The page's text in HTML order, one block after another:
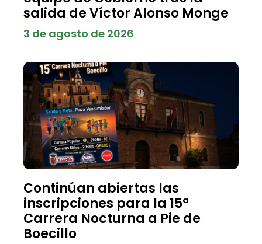
salida de Víctor Alonso Monge
3 de agosto de 2026
Continúan abiertas las
inscripciones para la 15ª
Carrera Nocturna a Pie de
Boecillo